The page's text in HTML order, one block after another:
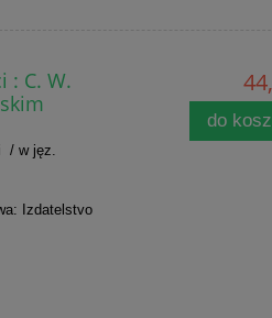
: C. W.
/ w jęz.
Izdatelstvo
do